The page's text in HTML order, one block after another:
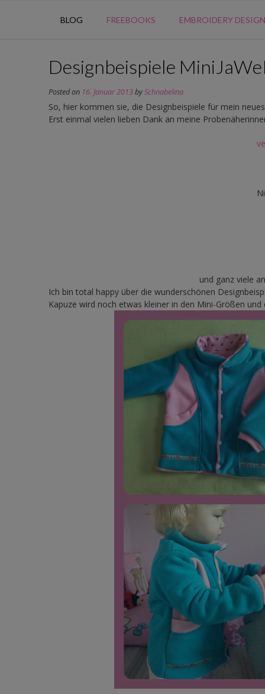
BLOG FREEBOOKS EMBROIDERY DESIGN
Designbeispiele
Posted on 16. Januar 2013bySchnabelina
So, hier kommen sie, die Designbeispiele für mein
Erst einmal vielen lieben Dank an meine
und ganz viele
Ich bin total happy über die wunderschönen
Kapuze wird noch etwas kleiner in den Mini-Größen